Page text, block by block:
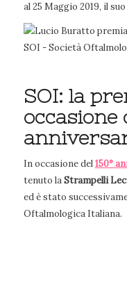
al 25 Maggio 2019, il
SOI: la
occasione
In occasione del150°
tenuto laStrampelli
ed è stato
Oftalmologica Italiana.